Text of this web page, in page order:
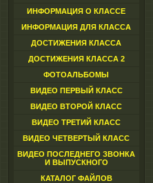
ИНФОРМАЦИЯ О КЛАССЕ
ИНФОРМАЦИЯ ДЛЯ КЛАССА
ДОСТИЖЕНИЯ КЛАССА
ДОСТИЖЕНИЯ КЛАССА 2
ФОТОАЛЬБОМЫ
ВИДЕО ПЕРВЫЙ КЛАСС
ВИДЕО ВТОРОЙ КЛАСС
ВИДЕО ТРЕТИЙ КЛАСС
ВИДЕО ЧЕТВЕРТЫЙ КЛАСС
ВИДЕО ПОСЛЕДНЕГО ЗВОНКА
И ВЫПУСКНОГО
КАТАЛОГ ФАЙЛОВ